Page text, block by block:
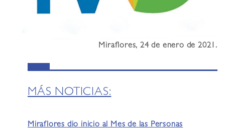
Miraflores, 24 de enero de 2021.
MÁS NOTICIAS:
Miraflores dio inicio al Mes de las Personas